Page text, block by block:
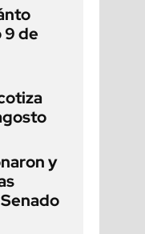
9 de
y